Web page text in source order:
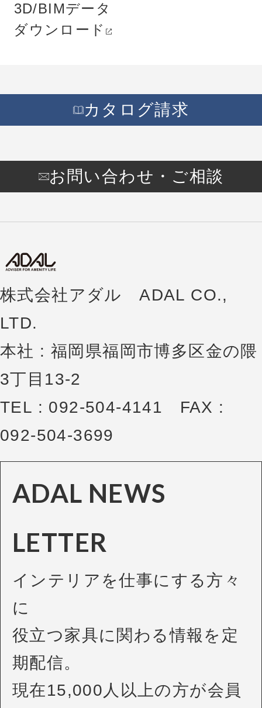
3D/BIMデータ
ダウンロード
カタログ請求
お問い合わせ・ご相談
株式会社アダル ADAL CO.,
LTD.
本社 : 福岡県福岡市博多区金の隈
3丁目13-2
TEL : 092-504-4141 FAX :
092-504-3699
ADAL NEWS
LETTER
インテリアを仕事にする方々
に
役立つ家具に関わる情報を定
期配信。
現在15,000人以上の方が会員